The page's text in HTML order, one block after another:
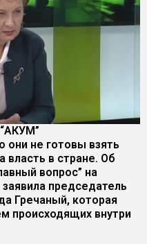
они не готовы взять
власть в стране. Об
вопрос” на
председатель
Гречаный, которая
происходящих внутри